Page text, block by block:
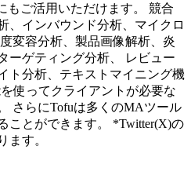
もご活用いただけます。 競合
、インバウンド分析、マイクロ
変容分析、製品画像解析、炎
ーゲティング分析、 レビュー
ト分析、テキストマイニング機
使ってクライアントが必要な
さらにTofuは多くのMAツール
ことができます。 *Twitter(X)の
ます。